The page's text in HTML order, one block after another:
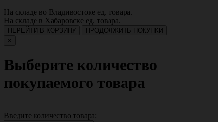
На складе во Владивостоке ед. товара.
На складе в Хабаровске ед. товара.
ПЕРЕЙТИ В КОРЗИНУ
ПРОДОЛЖИТЬ ПОКУПКИ
×
Выберите количество
покупаемого товара
Введите количество товара: